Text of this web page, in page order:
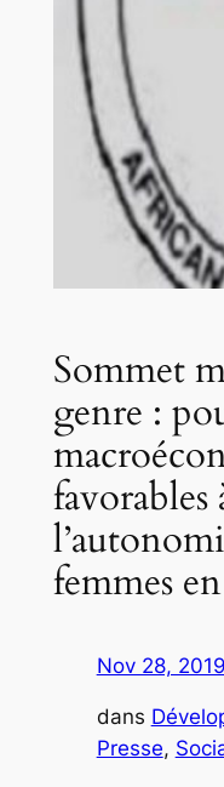
Sommet
genre :
favorables
femmes
Nov 28, 2019
dans
Presse,